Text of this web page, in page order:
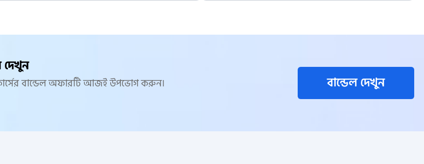
বান্ডেল অফারটি আজই উপভোগ করুন। বান্ডেল দেখুন